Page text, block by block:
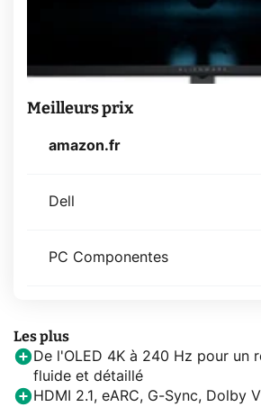
Meilleurs prix
amazon.fr
Dell
PC Componentes
Les plus
De l'OLED 4K à 240 Hz pour un
fluide et détaillé
HDMI 2.1, eARC, G-Sync, Dolby